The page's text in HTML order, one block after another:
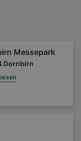
Messepark
Dornbirn